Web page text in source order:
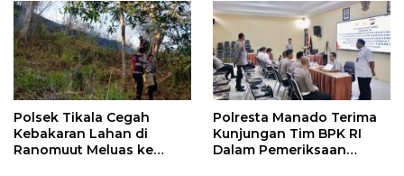
Polsek Tikala Cegah
Kebakaran Lahan di
Ranomuut Meluas ke
Polresta Manado Terima
Kunjungan Tim BPK RI
Dalam Pemeriksaan